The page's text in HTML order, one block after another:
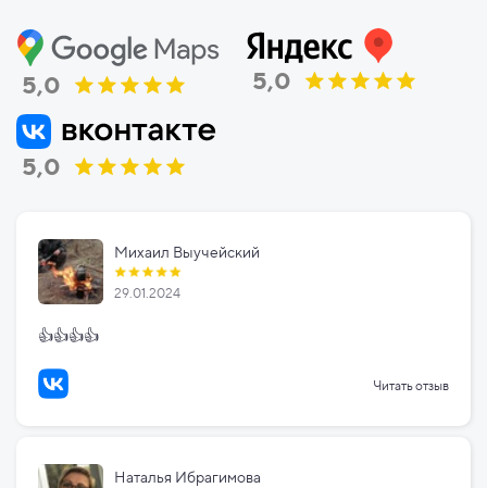
5,0 5,0
5,0
Михаил Выучейский
29.01.2024
👍👍👍👍
Читать отзыв
Наталья Ибрагимова